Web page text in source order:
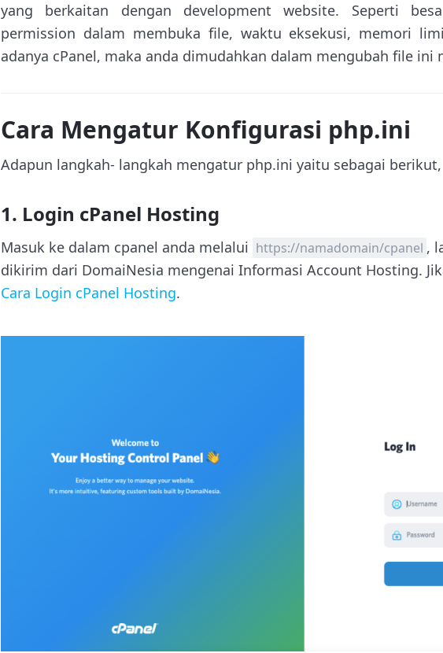
yang berkaitan dengan development website. Seperti
permission dalam membuka file, waktu eksekusi, memori
adanya cPanel, maka anda dimudahkan dalam mengubah file ini
Cara Mengatur Konfigurasi php.ini
Adapun langkah- langkah mengatur php.ini yaitu sebagai berikut,
1. Login cPanel Hosting
Masuk ke dalam cpanel anda melalui https://namadomain/cpanel ,
dikirim dari DomaiNesia mengenai Informasi Account Hosting.
Cara Login cPanel Hosting.